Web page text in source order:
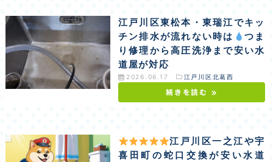
江戸川区東松本・東瑞江でキッ
チン排水が流れない時は
つま
り修理から高圧洗浄まで安い水
道屋が対応
2026.06.17 江戸川区北葛西
続きを読む »
江戸川区一之江や宇
喜田町の蛇口交換が安い水道